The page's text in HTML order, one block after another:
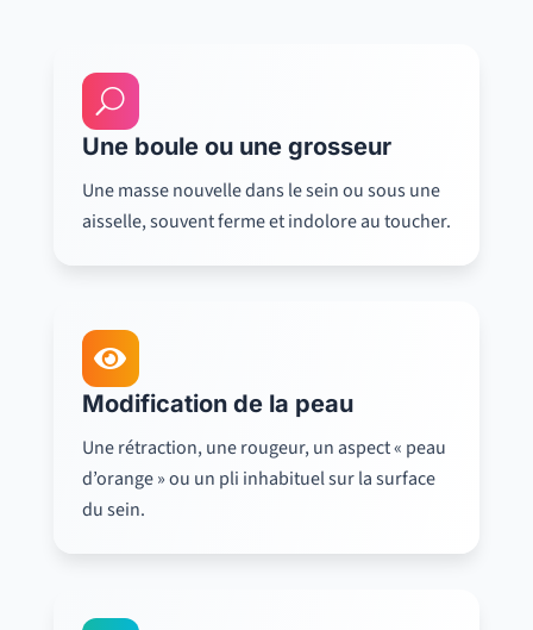
U
Une boule ou une grosseur
Une masse nouvelle dans le sein ou sous une
aisselle, souvent ferme et indolore au toucher.

Modification de la peau
Une rétraction, une rougeur, un aspect « peau
d’orange » ou un pli inhabituel sur la surface
du sein.